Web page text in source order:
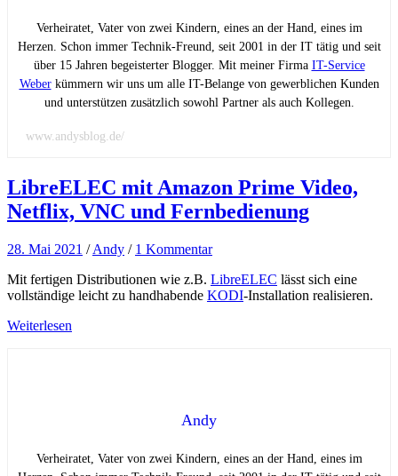
Verheiratet, Vater von zwei Kindern, eines an der Hand, eines im
Herzen. Schon immer Technik-Freund, seit 2001 in der IT tätig und seit
über 15 Jahren begeisterter Blogger. Mit meiner Firma IT-Service
Weberkümmern wir uns um alle IT-Belange von gewerblichen Kunden
und unterstützen zusätzlich sowohl Partner als auch Kollegen.
www.andysblog.de/
LibreELEC mit Amazon Prime Video,
Netflix, VNC und Fernbedienung
28. Mai 2021 /Andy / 1 Kommentar
Mit fertigen Distributionen wie z.B. LibreELEC lässt sich eine
vollständige leicht zu handhabende KODI-Installation realisieren.
Weiterlesen
Andy
Verheiratet, Vater von zwei Kindern, eines an der Hand, eines im